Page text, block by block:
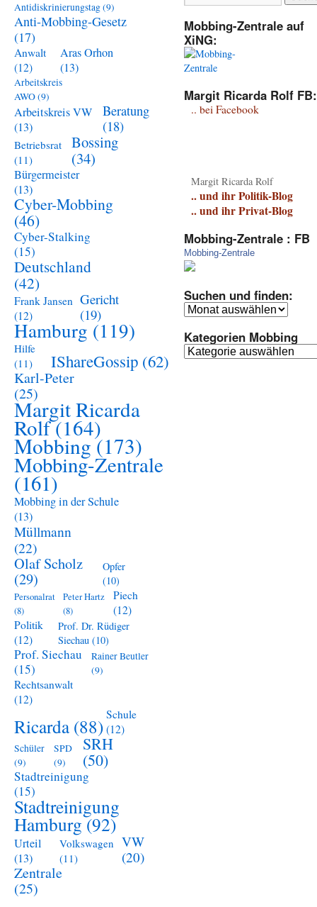
Antidiskrinierungstag(9)
Anti-Mobbing-Gesetz
(17)
Anwalt
(12)
Aras Orhon
(13)
Arbeitskreis
AWO(9)
Arbeitskreis VW
(13)
Beratung
(18)
Betriebsrat
(11)
Bossing
(34)
Bürgermeister
(13)
Cyber-Mobbing
(46)
Cyber-Stalking
(15)
Deutschland
(42)
Frank Jansen
(12)
Gericht
(19)
Hamburg (119)
Hilfe
(11)
IShareGossip (62)
Karl-Peter
(25)
Margit Ricarda
Rolf(164)
Mobbing(173)
Mobbing-Zentrale
(161)
Mobbing in der Schule
(13)
Müllmann
(22)
Olaf Scholz
(29)
Opfer
(10)
Personalrat
(8)
Peter Hartz
(8)
Piech
(12)
Politik
(12)
Prof. Dr. Rüdiger
Siechau (10)
Prof. Siechau
(15)
Rainer Beutler
(9)
Rechtsanwalt
(12)
Ricarda (88) Schule
(12)
Schüler
(9)
SPD
(9)
SRH
(50)
Stadtreinigung
(15)
Stadtreinigung
Hamburg(92)
Urteil
(13)
Volkswagen
(11)
VW
(20)
Zentrale
(25)
Mobbing-Zentrale auf
XiNG:
Margit Ricarda Rolf FB:
.. bei Facebook
Margit Ricarda Rolf
.. und ihr Politik-Blog
.. und ihr Privat-Blog
Mobbing-Zentrale : FB
Mobbing-Zentrale
Suchen und finden:
Suchen
finden:
Kategorien Mobbing
Kategorien